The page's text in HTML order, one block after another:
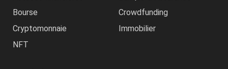
Bourse
Crowdfunding
Cryptomonnaie
Immobilier
NFT